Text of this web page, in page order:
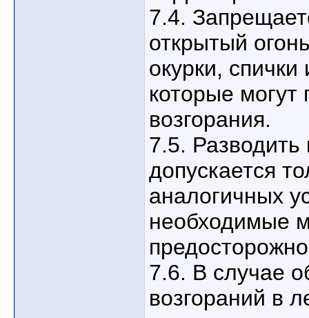
7.4.
открытый
окурки,
которые могут
возгорания.
7.5. Разводить
допускается
аналогичных
необходимые
7.6. В случае
возгораний в